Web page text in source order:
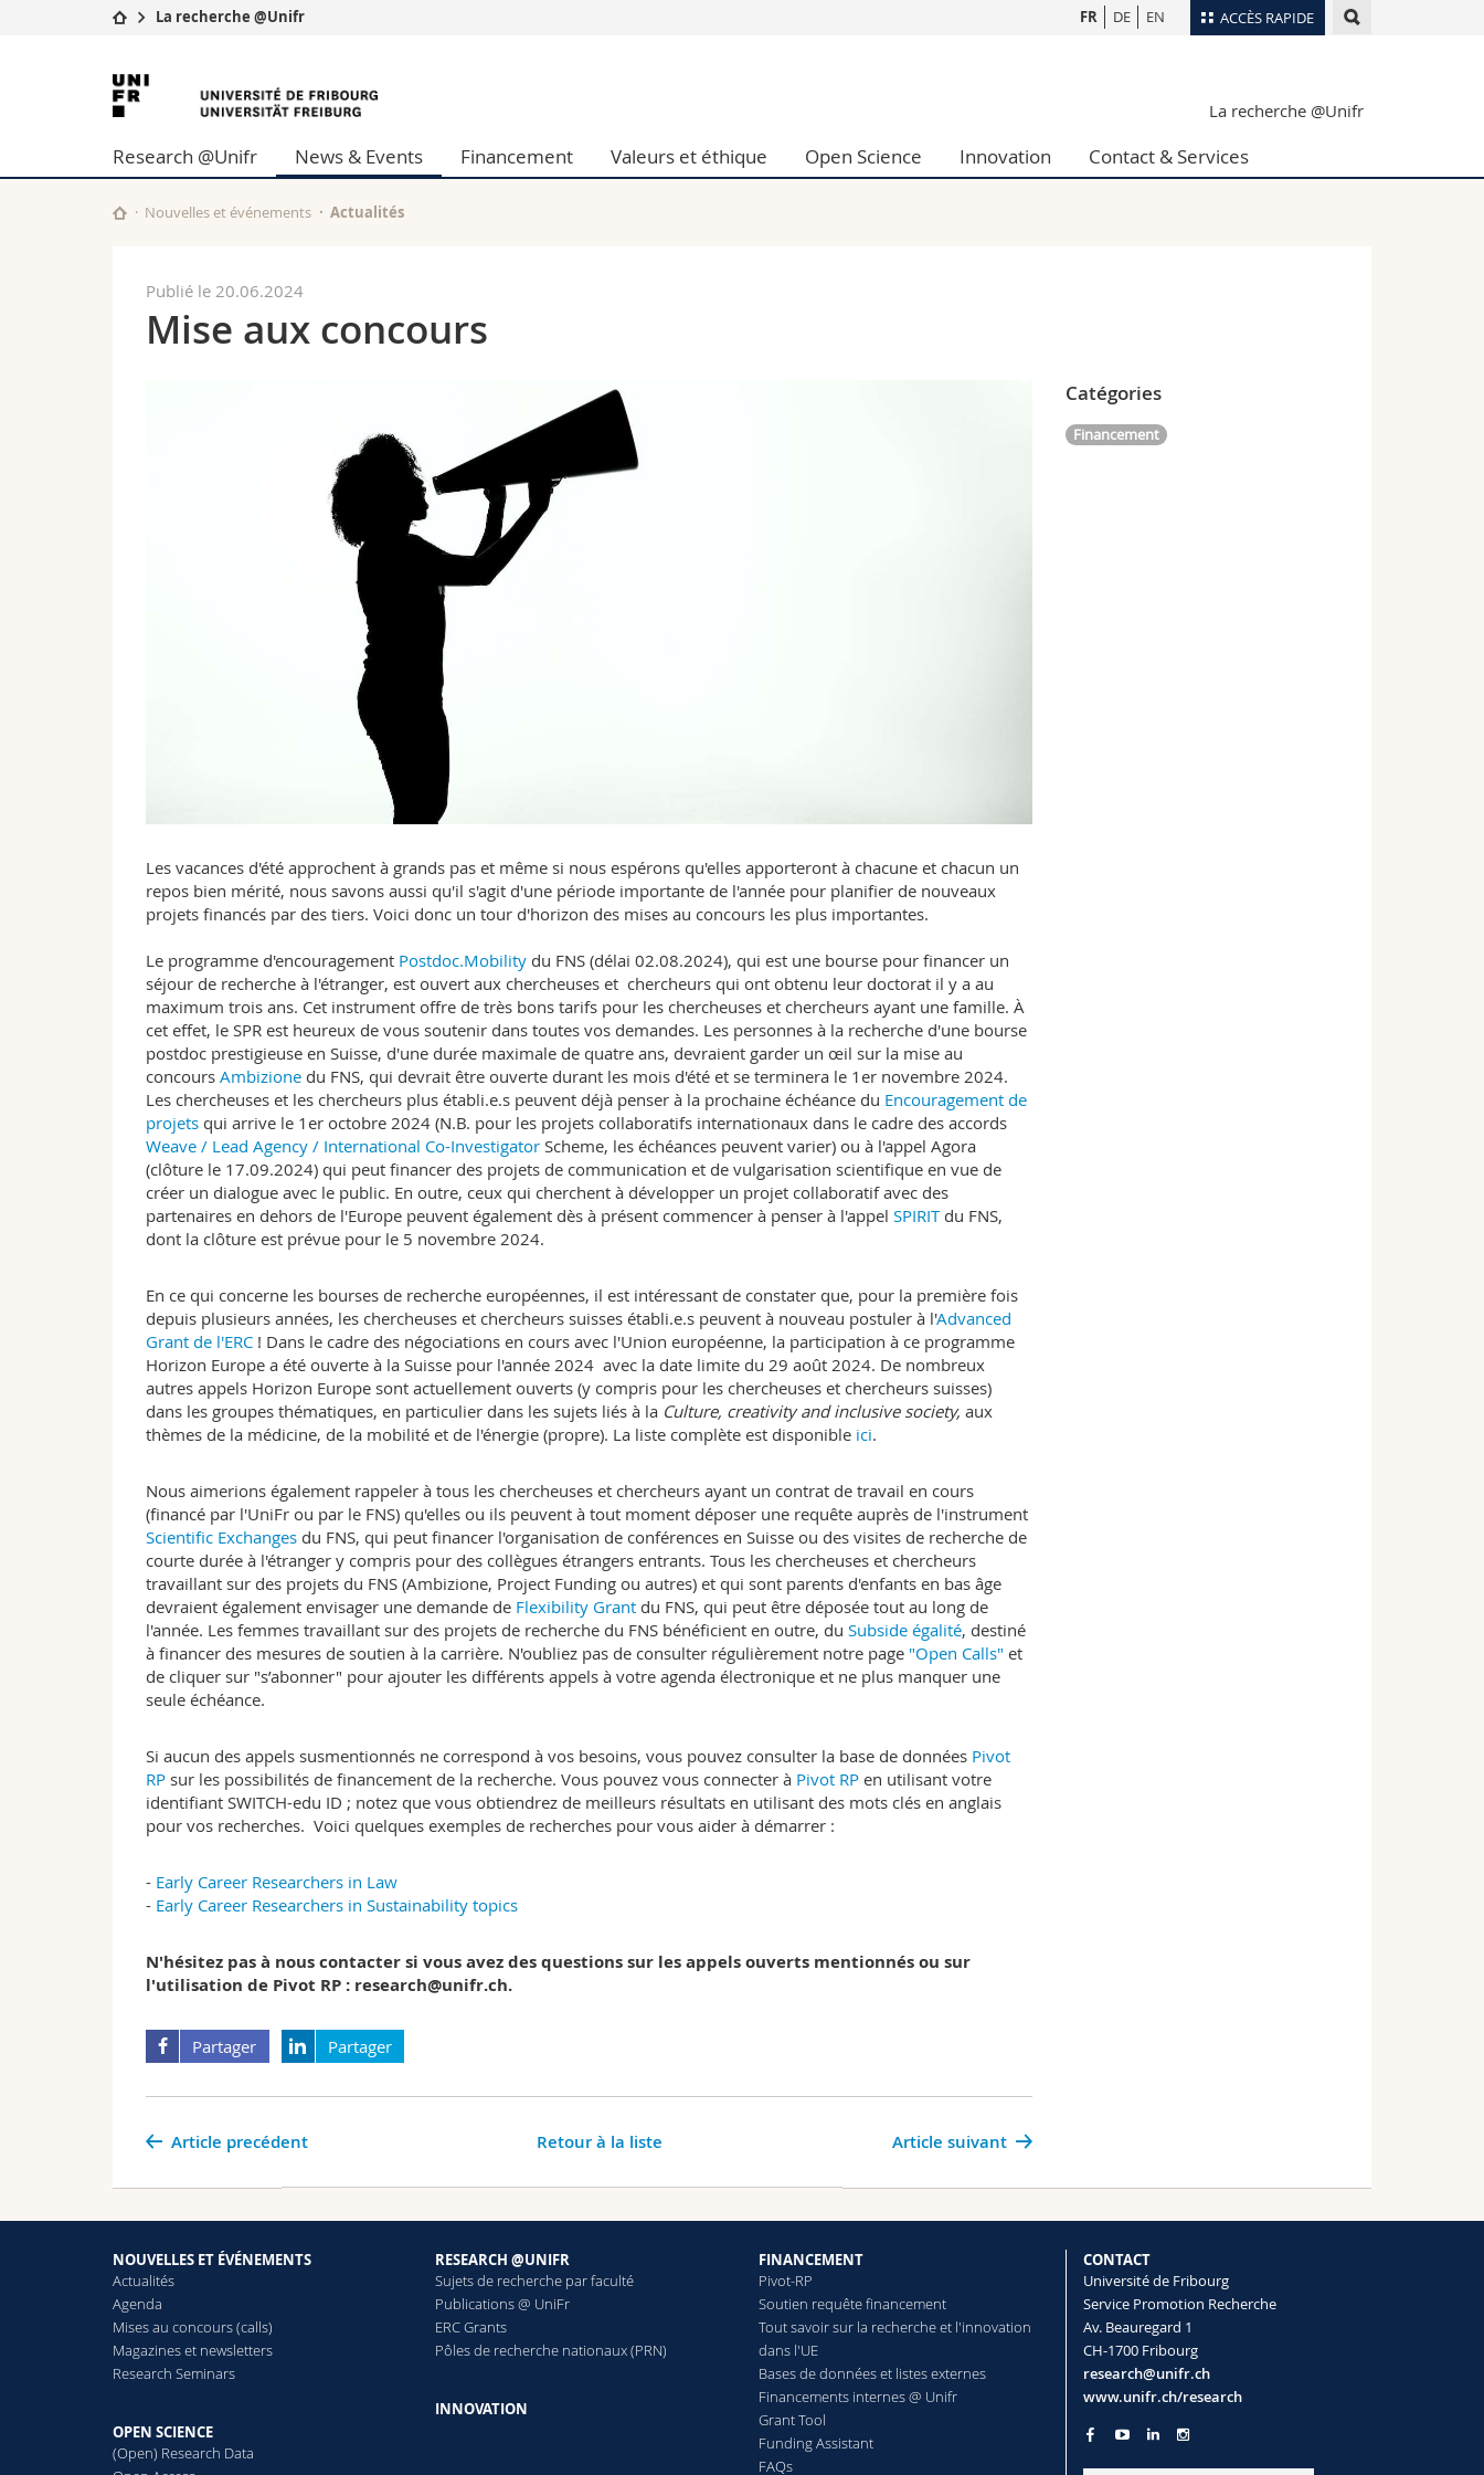
ACCÈS RAPIDE
Université
Recherche
Université
Formation continue
Sciences économiques et sociales et management
Lettres et sciences humaines
Médias
Chercheurs
Plan d'accès
Webmail
FR DE EN
La recherche @Unifr
Université
de
Fribourg
La recherche @Unifr
Research @Unifr News & Events Financement Valeurs et éthique Open Science Innovation Contact & Services
Nouvelles et événements Actualités
Publié le 20.06.2024
Mise aux concours
Les vacances d'été approchent à grands pas et même si nous espérons qu'elles apporteront à chacune et chacun un
repos bien mérité, nous savons aussi qu'il s'agit d'une période importante de l'année pour planifier de nouveaux
projets financés par des tiers. Voici donc un tour d'horizon des mises au concours les plus importantes.
Le programme d'encouragement Postdoc.Mobility du FNS (délai 02.08.2024), qui est une bourse pour financer un
séjour de recherche à l'étranger, est ouvert aux chercheuses et chercheurs qui ont obtenu leur doctorat il y a au
maximum trois ans. Cet instrument offre de très bons tarifs pour les chercheuses et chercheurs ayant une famille. À
cet effet, le SPR est heureux de vous soutenir dans toutes vos demandes. Les personnes à la recherche d'une bourse
postdoc prestigieuse en Suisse, d'une durée maximale de quatre ans, devraient garder un œil sur la mise au
concours Ambizione du FNS, qui devrait être ouverte durant les mois d'été et se terminera le 1er novembre 2024.
Les chercheuses et les chercheurs plus établi.e.s peuvent déjà penser à la prochaine échéance du Encouragement de
projets qui arrive le 1er octobre 2024 (N.B. pour les projets collaboratifs internationaux dans le cadre des accords
Weave / Lead Agency / International Co-Investigator Scheme, les échéances peuvent varier) ou à l'appel Agora
(clôture le 17.09.2024) qui peut financer des projets de communication et de vulgarisation scientifique en vue de
créer un dialogue avec le public. En outre, ceux qui cherchent à développer un projet collaboratif avec des
partenaires en dehors de l'Europe peuvent également dès à présent commencer à penser à l'appel SPIRITdu FNS,
dont la clôture est prévue pour le 5 novembre 2024.
En ce qui concerne les bourses de recherche européennes, il est intéressant de constater que, pour la première fois
depuis plusieurs années, les chercheuses et chercheurs suisses établi.e.s peuvent à nouveau postuler à l'Advanced
Grant de l'ERC ! Dans le cadre des négociations en cours avec l'Union européenne, la participation à ce programme
Horizon Europe a été ouverte à la Suisse pour l'année 2024 avec la date limite du 29 août 2024. De nombreux
autres appels Horizon Europe sont actuellement ouverts (y compris pour les chercheuses et chercheurs suisses)
dans les groupes thématiques, en particulier dans les sujets liés à la Culture, creativity and inclusive society, aux
thèmes de la médicine, de la mobilité et de l'énergie (propre). La liste complète est disponible ici.
Nous aimerions également rappeler à tous les chercheuses et chercheurs ayant un contrat de travail en cours
(financé par l'UniFr ou par le FNS) qu'elles ou ils peuvent à tout moment déposer une requête auprès de l'instrument
Scientific Exchanges du FNS, qui peut financer l'organisation de conférences en Suisse ou des visites de recherche de
courte durée à l'étranger y compris pour des collègues étrangers entrants. Tous les chercheuses et chercheurs
travaillant sur des projets du FNS (Ambizione, Project Funding ou autres) et qui sont parents d'enfants en bas âge
devraient également envisager une demande de Flexibility Grant du FNS, qui peut être déposée tout au long de
l'année. Les femmes travaillant sur des projets de recherche du FNS bénéficient en outre, du Subside égalité, destiné
à financer des mesures de soutien à la carrière. N'oubliez pas de consulter régulièrement notre page "Open Calls" et
de cliquer sur "s’abonner" pour ajouter les différents appels à votre agenda électronique et ne plus manquer une
seule échéance.
Si aucun des appels susmentionnés ne correspond à vos besoins, vous pouvez consulter la base de données Pivot
RP sur les possibilités de financement de la recherche. Vous pouvez vous connecter à Pivot RP en utilisant votre
identifiant SWITCH-edu ID ; notez que vous obtiendrez de meilleurs résultats en utilisant des mots clés en anglais
pour vos recherches. Voici quelques exemples de recherches pour vous aider à démarrer :
- Early Career Researchers in Law
- Early Career Researchers in Sustainability topics
N'hésitez pas à nous contacter si vous avez des questions sur les appels ouverts mentionnés ou sur
l'utilisation de Pivot RP : research@unifr.ch.
Partager Partager
Article suivant
Article precédent Retour à la liste
Catégories
Financement
NOUVELLES ET ÉVÉNEMENTS
Actualités
Agenda
Mises au concours (calls)
Magazines et newsletters
Research Seminars
OPEN SCIENCE
(Open) Research Data
RESEARCH @UNIFR
Sujets de recherche par faculté
Publications @ UniFr
ERC Grants
Pôles de recherche nationaux (PRN)
INNOVATION
FINANCEMENT
Pivot-RP
Soutien requête financement
Tout savoir sur la recherche et l'innovation
dans l'UE
Bases de données et listes externes
Financements internes @ Unifr
Grant Tool
Funding Assistant
FAQs
CONTACT
Université de Fribourg
Service Promotion Recherche
Av. Beauregard 1
CH-1700 Fribourg
research@unifr.ch
www.unifr.ch/research